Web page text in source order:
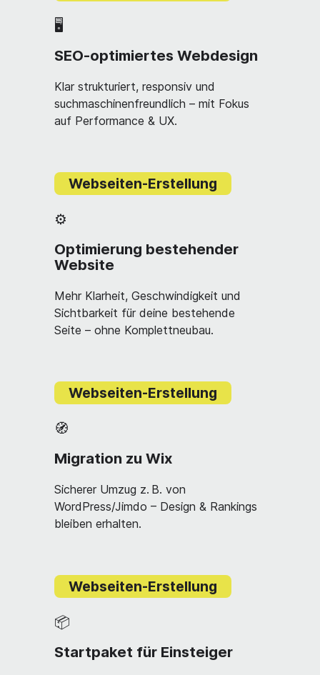
🖥
Klar strukturiert, responsiv und
suchmaschinenfreundlich – mit Fokus
auf Performance & UX.
SEO‑optimiertes Webdesign
Webseiten-Erstellung
⚙️
Mehr Klarheit, Geschwindigkeit und
Sichtbarkeit für deine bestehende
Seite – ohne Komplettneubau.
Optimierung bestehender
Website
Webseiten-Erstellung
🧭
Sicherer Umzug z. B. von
WordPress/Jimdo – Design & Rankings
bleiben erhalten.
Migration zu Wix
Webseiten-Erstellung
📦
Startpaket für Einsteiger